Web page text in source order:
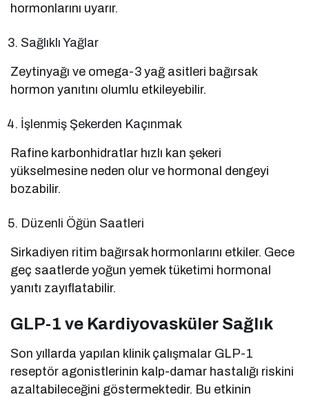
hormonlarını uyarır.
Sağlıklı Yağlar
Zeytinyağı ve omega-3 yağ asitleri bağırsak
hormon yanıtını olumlu etkileyebilir.
İşlenmiş Şekerden Kaçınmak
Rafine karbonhidratlar hızlı kan şekeri
yükselmesine neden olur ve hormonal dengeyi
bozabilir.
Düzenli Öğün Saatleri
Sirkadiyen ritim bağırsak hormonlarını etkiler. Gece
geç saatlerde yoğun yemek tüketimi hormonal
yanıtı zayıflatabilir.
GLP-1 ve Kardiyovasküler Sağlık
Son yıllarda yapılan klinik çalışmalar GLP-1
reseptör agonistlerinin kalp-damar hastalığı riskini
azaltabileceğini göstermektedir. Bu etkinin